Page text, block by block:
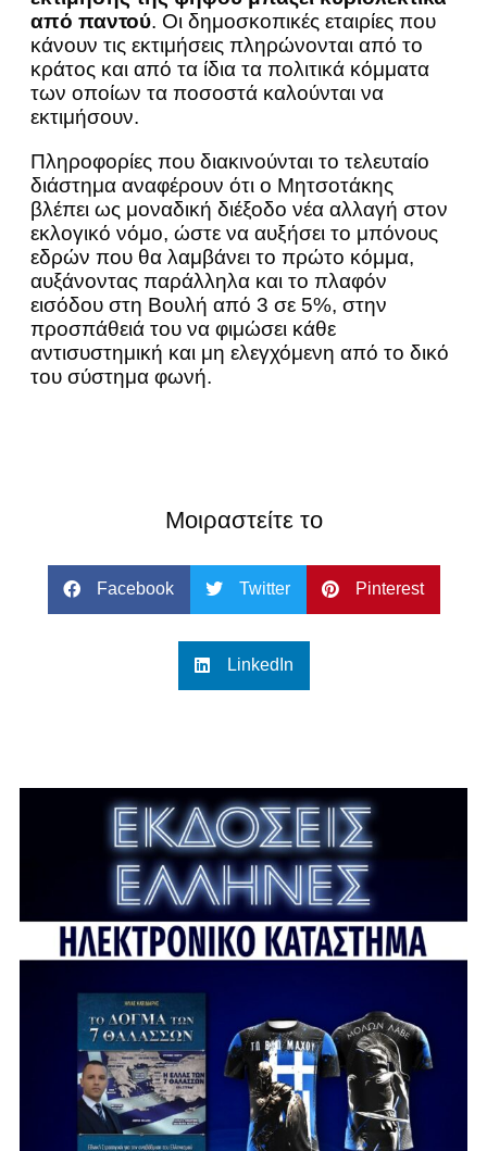
από παντού. Οι δημοσκοπικές εταιρίες που
κάνουν τις εκτιμήσεις πληρώνονται από το
κράτος και από τα ίδια τα πολιτικά κόμματα
των οποίων τα ποσοστά καλούνται να
εκτιμήσουν.
Πληροφορίες που διακινούνται το τελευταίο
διάστημα αναφέρουν ότι ο Μητσοτάκης
βλέπει ως μοναδική διέξοδο νέα αλλαγή στον
εκλογικό νόμο, ώστε να αυξήσει το μπόνους
εδρών που θα λαμβάνει το πρώτο κόμμα,
αυξάνοντας παράλληλα και το πλαφόν
εισόδου στη Βουλή από 3 σε 5%, στην
προσπάθειά του να φιμώσει κάθε
αντισυστημική και μη ελεγχόμενη από το δικό
του σύστημα φωνή.
Μοιραστείτε το
Facebook Twitter Pinterest
LinkedIn